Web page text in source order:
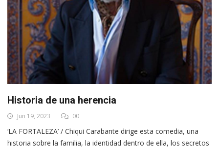
Historia de una herencia
Jun 19, 2023 00
‘LA FORTALEZA’ / Chiqui Carabante dirige esta comedia, una
historia sobre la familia, la identidad dentro de ella, los secretos